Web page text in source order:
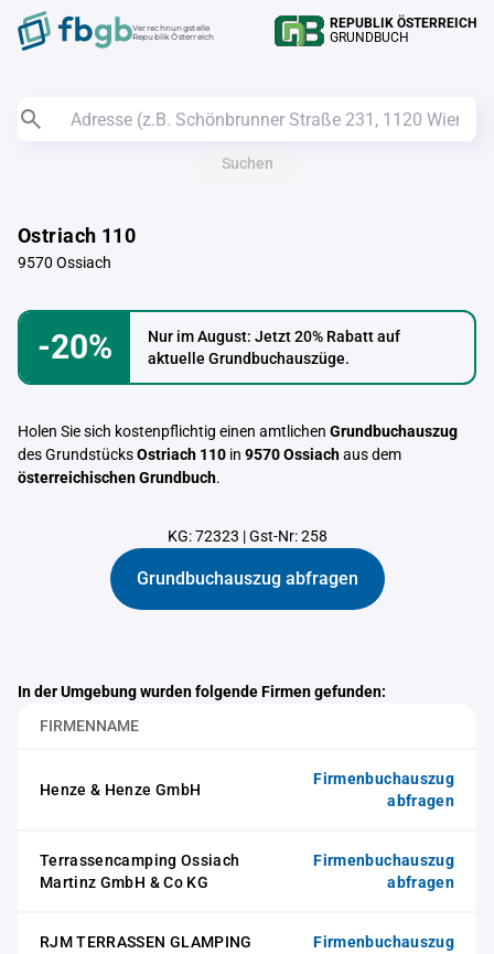
Verrechnungstelle
Republik Österreich
REPUBLIK ÖSTERREICH
GRUNDBUCH
Suchen
Ostriach 110
9570 Ossiach
-20%
Nur im August: Jetzt 20% Rabatt auf
aktuelle Grundbuchauszüge.
Holen Sie sich kostenpflichtig einen amtlichen Grundbuchauszug
des GrundstücksOstriach 110 in 9570 Ossiachaus dem
österreichischen Grundbuch.
KG: 72323 |Gst-Nr: 258
Grundbuchauszug abfragen
In der Umgebung wurden folgende Firmen gefunden:
FIRMENNAME
Henze & Henze GmbH
Firmenbuchauszug
abfragen
Terrassencamping Ossiach
Martinz GmbH & Co KG
Firmenbuchauszug
abfragen
RJM TERRASSEN GLAMPING
Firmenbuchauszug